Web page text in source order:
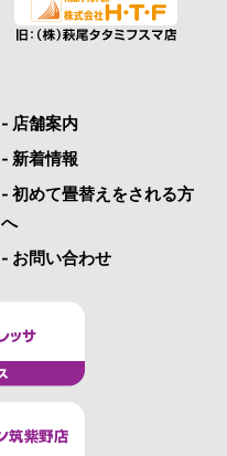
- 店舗案内
- 新着情報
- 初めて畳替えをされる方
へ
- お問い合わせ